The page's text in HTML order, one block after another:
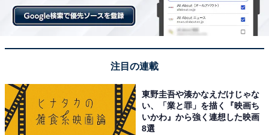
水滴が少なく快適で、ライトアップされた鍾乳石が七色
に輝く神秘的な空間を楽しめます」（60代男性／愛知
注目の連載
東野圭吾や湊かなえだけじゃな
い、「業と罪」を描く『映画ち
いかわ』から強く連想した映画
8選